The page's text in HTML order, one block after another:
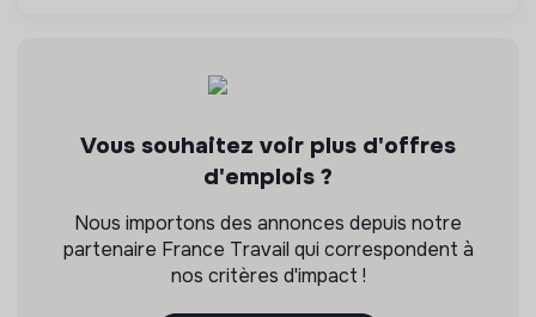
Vous souhaitez voir plus d'offres
d'emplois ?
Nous importons des annonces depuis notre
partenaire France Travail qui correspondent à
nos critères d'impact !